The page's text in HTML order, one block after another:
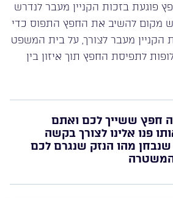
בזכות הקניין מעבר לנדרש
מקום להשיב את החפץ התפוס כדי
הקניין מעבר לצורך, על בית המשפט
לתפיסת החפץ תוך איזון בין
חפץ ששייך לכם ואתם
פנו אלינו לצורך בקשה
מהו הנזק שנגרם לכם